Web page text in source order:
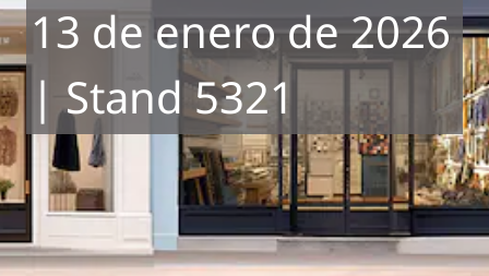
13 de enero de 2026
| Stand 5321